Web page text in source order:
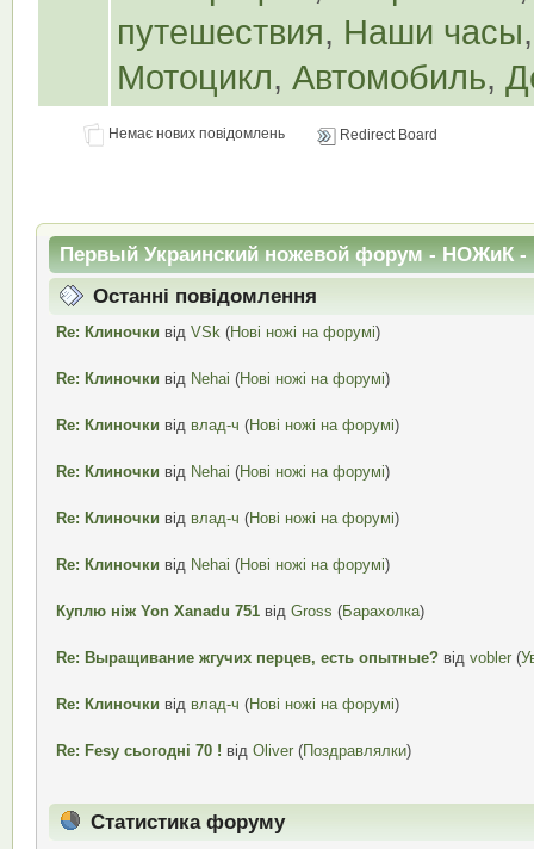
путешествия, Наши часы
Мотоцикл, Автомобиль,
Немає нових повідомлень Redirect Board
Первый Украинский ножевой форум - НОЖиК -
Останні повідомлення
Re: Клиночки відVSk (Нові ножі на форумі)
Re: Клиночки від Nehai (Нові ножі на форумі)
Re: Клиночки від влад-ч (Нові ножі на форумі)
Re: Клиночки від Nehai (Нові ножі на форумі)
Re: Клиночки від влад-ч (Нові ножі на форумі)
Re: Клиночки від Nehai (Нові ножі на форумі)
Куплю ніж Yon Xanadu 751 відGross (Барахолка)
Re: Выращивание жгучих перцев, есть опытные? відvobler (
Re: Клиночки від влад-ч (Нові ножі на форумі)
Re: Fesу сьогодні 70 ! відOliver (Поздравлялки)
Статистика форуму